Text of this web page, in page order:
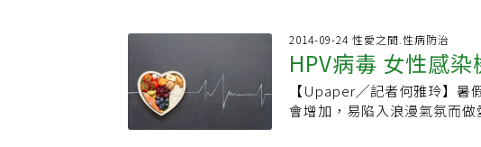
仍然有超過650人死於子宮頸
未有有效的篩檢方法，因此
苦，治療效果也比較不好。
趁早接受人類乳突病毒疫苗的
織早已呼籲各國公費接種
國、菲律賓、南韓等國。李
價，可預防感染最常發生的
型，可避免生殖器感染或菜
禾馨民權婦幼診所院長陳保仁
頸癌就是在這個地方產生的
名、死亡率第7名，每年約有
癌主要由「人類乳突病毒」
於40至50歲女性，調查也發
2014-09-24 性愛之間.性病防治
HPV病毒 女性感
【Upaper╱記者何雅玲】暑
會增加，易陷入浪漫氣氛而